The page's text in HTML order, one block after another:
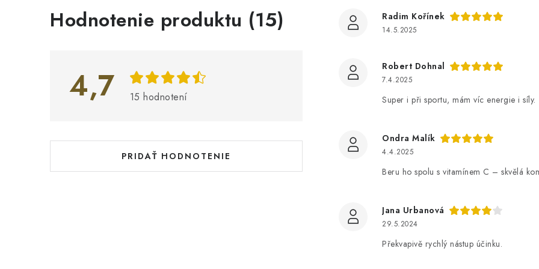
Hodnotenie produktu (15)
4,7 15 hodnotení
PRIDAŤ HODNOTENIE
V
o
n
Radim Kořínek
14.5.2025
Robert Dohnal
7.4.2025
Super i při sportu, mám víc energie i síly.
Ondra Malík
4.4.2025
Beru ho spolu s vitamínem C – skvělá
Jana Urbanová
29.5.2024
Překvapivě rychlý nástup účinku.